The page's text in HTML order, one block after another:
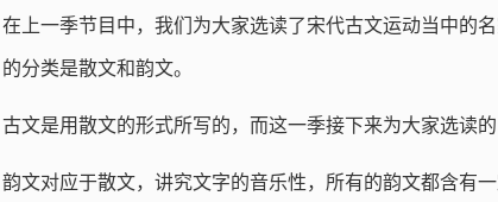
在上一季节目中，我们为大家选读了宋代古文运动当中的
的分类是散文和韵文。
古文是用散文的形式所写的，而这一季接下来为大家选读
韵文对应于散文，讲究文字的音乐性，所有的韵文都含有